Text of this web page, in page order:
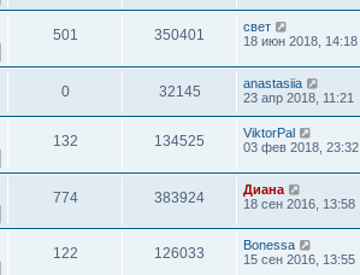
501 350401
свет
18 июн 2018, 14:18
0 32145
anastasiia
23 апр 2018, 11:21
132 134525
ViktorPal
03 фев 2018, 23:32
774 383924
Диана
18 сен 2016, 13:58
122 126033
Bonessa
15 сен 2016, 13:55